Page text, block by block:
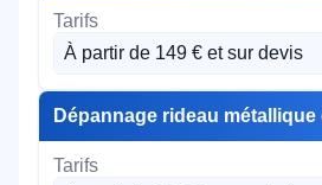
À partir de 149 € et sur devis
Dépannage rideau métallique